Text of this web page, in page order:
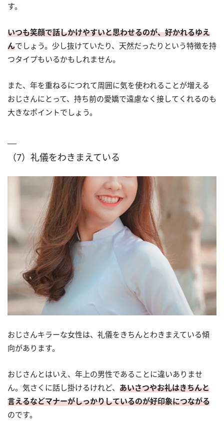
す。
いつも笑顔で話しかけやすいと思わせるのが、好かれるゆえ
んでしょう。少し抜けていたり、天然だったりという特徴を持
つタイプもいるかもしれません。
また、年を重ねるにつれて周囲に気を使われることが増える
おじさんにとって、持ち前の愛嬌で遠慮なく接してくれるのも
大きなポイントでしょう。
（7）礼儀をわきまえている
おじさんキラーな女性は、礼儀をきちんとわきまえている傾
向があります。
おじさんとはいえ、年上の男性であることに違いありませ
ん。気さくに話し掛けるけれど、 あいさつやお礼はきちんと
言えるなどマナーがしっかりしているのが好印象につながる
のです。